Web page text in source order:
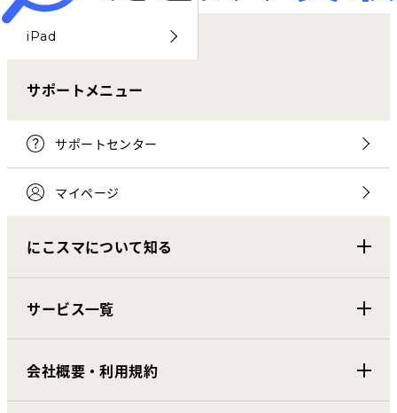
iPad
サポートメニュー
サポートセンター
マイページ
にこスマについて知る
サービス一覧
会社概要・利用規約